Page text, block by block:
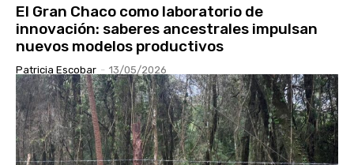
El Gran Chaco como laboratorio de
innovación: saberes ancestrales impulsan
nuevos modelos productivos
Patricia Escobar - 13/05/2026